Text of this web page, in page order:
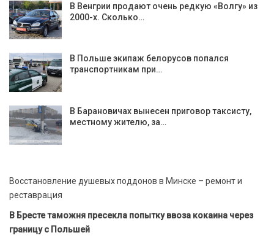
В Венгрии продают очень редкую «Волгу» из
2000-х. Сколько…
В Польше экипаж белорусов попался
транспортникам при…
В Барановичах вынесен приговор таксисту,
местному жителю, за…
Восстановление душевых поддонов в Минске – ремонт и
реставрация
В Бресте таможня пресекла попытку ввоза кокаина через
границу с Польшей